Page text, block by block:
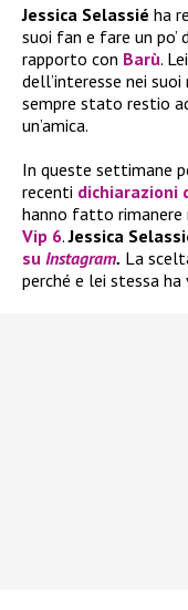
Jessica Selassié ha
suoi fan e fare un po’
rapporto con Barù.
dell’interesse nei
sempre stato restio
un’amica.
In queste settimane
recenti dichiarazioni
hanno fatto
Vip 6.Jessica
su Instagram. La
perché e lei stessa